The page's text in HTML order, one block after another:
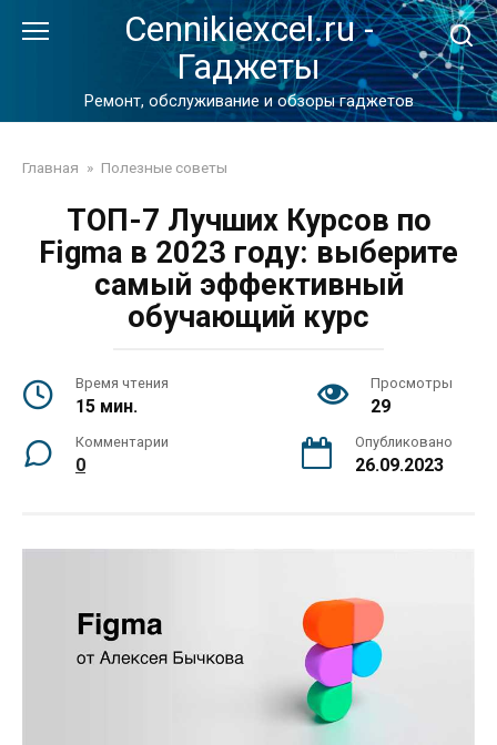
Cennikiexcel.ru -
Гаджеты
Ремонт, обслуживание и обзоры гаджетов
Главная » Полезные советы
ТОП-7 Лучших Курсов по
Figma в 2023 году: выберите
самый эффективный
обучающий курс
Время чтения
15 мин.
Просмотры
29
Комментарии
0
Опубликовано
26.09.2023